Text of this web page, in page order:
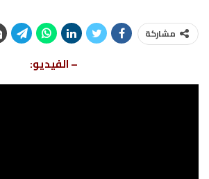
مشاركة
– الفيديو: